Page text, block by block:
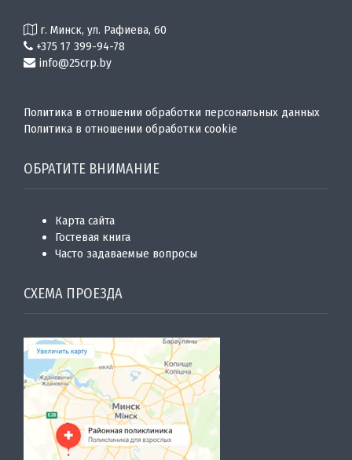
г. Минск, ул. Рафиева, 60
+375 17 399-94-78
info@25crp.by
Политика в отношении обработки персональных данных
Политика в отношении обработки cookie
ОБРАТИТЕ ВНИМАНИЕ
Карта сайта
Гостевая книга
Часто задаваемые вопросы
СХЕМА ПРОЕЗДА